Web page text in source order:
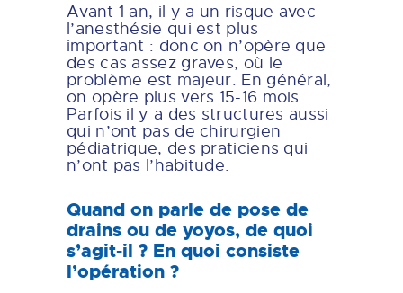
Avant 1 an, il y a un risque avec
l’anesthésie qui est plus
important : donc on n’opère que
des cas assez graves, où le
problème est majeur. En général,
on opère plus vers 15-16 mois.
Parfois il y a des structures aussi
qui n’ont pas de chirurgien
pédiatrique, des praticiens qui
n’ont pas l’habitude.
Quand on parle de pose de
drains ou de yoyos, de quoi
s’agit-il ? En quoi consiste
l’opération ?